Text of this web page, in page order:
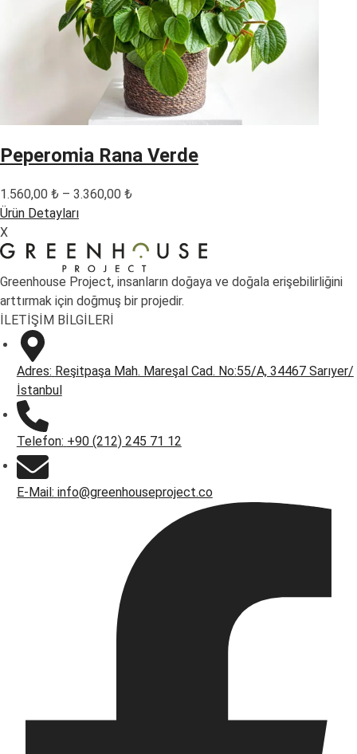
Peperomia Rana Verde
1.560,00 ₺ – 3.360,00 ₺
-
3.360,00 ₺
Ürün Detayları
X
Greenhouse Project, insanların doğaya ve doğala erişebilirliğini
arttırmak için doğmuş bir projedir.
İLETİŞİM BİLGİLERİ
Adres: Reşitpaşa Mah. Mareşal Cad. No:55/A, 34467 Sarıyer/
İstanbul
Telefon: +90 (212) 245 71 12
E-Mail: info@greenhouseproject.co